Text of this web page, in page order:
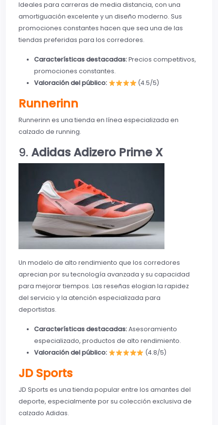
Ideales para carreras de media distancia, con una
amortiguación excelente y un diseño moderno. Sus
promociones constantes hacen que sea una de las
tiendas preferidas para los corredores.
Características destacadas:Precios competitivos,
promociones constantes.
Valoración del público:
(4.5/5)
Runnerinn
Runnerinn es una tienda en línea especializada en
calzado de running.
9. Adidas Adizero Prime X
Un modelo de alto rendimiento que los corredores
aprecian por su tecnología avanzada y su capacidad
para mejorar tiempos. Las reseñas elogian la rapidez
del servicio y la atención especializada para
deportistas.
Características destacadas:Asesoramiento
especializado, productos de alto rendimiento.
Valoración del público:
(4.8/5)
JD Sports
JD Sports es una tienda popular entre los amantes del
deporte, especialmente por su colección exclusiva de
calzado Adidas.